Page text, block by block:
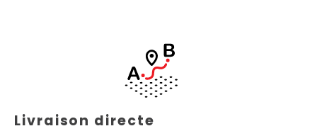
Livraison directe